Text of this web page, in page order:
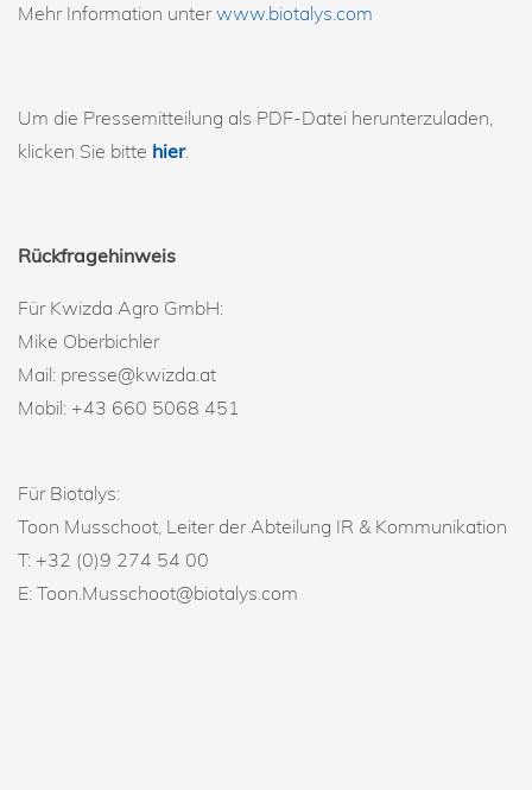
Mehr Information unterwww.biotalys.com
Um die Pressemitteilung als PDF-Datei herunterzuladen,
klicken Sie bitte hier.
Rückfragehinweis
Für Kwizda Agro GmbH:
Mike Oberbichler
Mail: presse@kwizda.at
Mobil: +43 660 5068 451
Für Biotalys:
Toon Musschoot, Leiter der Abteilung IR & Kommunikation
T: +32 (0)9 274 54 00
E: Toon.Musschoot@biotalys.com